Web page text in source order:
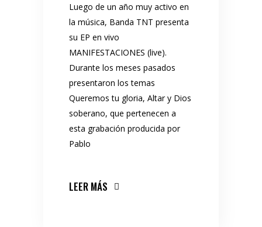
Luego de un año muy activo en
la música, Banda TNT presenta
su EP en vivo
MANIFESTACIONES (live).
Durante los meses pasados
presentaron los temas
Queremos tu gloria, Altar y Dios
soberano, que pertenecen a
esta grabación producida por
Pablo
LEER MÁS